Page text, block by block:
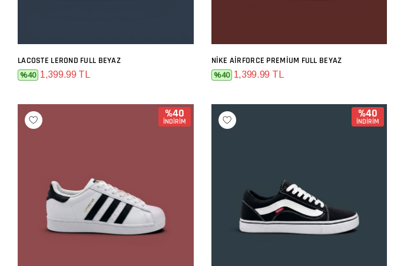
SEPETE EKLE
LACOSTE LEROND FULL BEYAZ
%40 1,399.99 TL
SEPETE EKLE
NIKE AIRFORCE PREMIUM FULL BEYAZ
%40 1,399.99 TL
%40
İNDİRİM
%40
İNDİRİM